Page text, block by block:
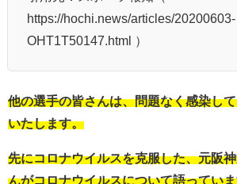
https://hochi.news/articles/20200603-
OHT1T50147.html ）
他の選手の皆さんは、問題なく感染し
いたします。
先にコロナウイルスを克服した、元阪
んがコロナウイルスについて語ってい